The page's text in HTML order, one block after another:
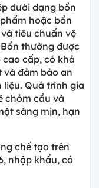
dưới dạng bồn
hoặc bồn
tiêu chuẩn vệ
thường được
cấp, có khả
và đảm bảo an
Quá trình gia
chỏm cầu và
sáng mịn, hạn
chế tạo trên
nhập khẩu, có